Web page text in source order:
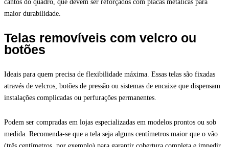
cantos do quadro, que devem ser reforçados com placas metálicas para
maior durabilidade.
Telas removíveis com velcro ou
botões
Ideais para quem precisa de flexibilidade máxima. Essas telas são fixadas
através de velcros, botões de pressão ou sistemas de encaixe que dispensam
instalações complicadas ou perfurações permanentes.
Podem ser compradas em lojas especializadas em modelos prontos ou sob
medida. Recomenda-se que a tela seja alguns centímetros maior que o vão